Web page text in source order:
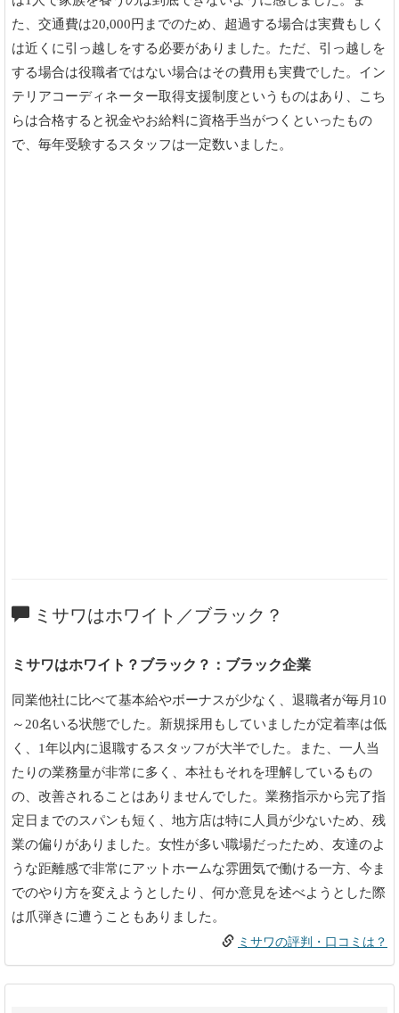
た、交通費は20,000円までのため、超過する場合は実費もしく
は近くに引っ越しをする必要がありました。ただ、引っ越しを
する場合は役職者ではない場合はその費用も実費でした。イン
テリアコーディネーター取得支援制度というものはあり、こち
らは合格すると祝金やお給料に資格手当がつくといったもの
で、毎年受験するスタッフは一定数いました。
ミサワはホワイト／ブラック？
ミサワはホワイト？ブラック？：ブラック企業
同業他社に比べて基本給やボーナスが少なく、退職者が毎月10
～20名いる状態でした。新規採用もしていましたが定着率は低
く、1年以内に退職するスタッフが大半でした。また、一人当
たりの業務量が非常に多く、本社もそれを理解しているもの
の、改善されることはありませんでした。業務指示から完了指
定日までのスパンも短く、地方店は特に人員が少ないため、残
業の偏りがありました。女性が多い職場だったため、友達のよ
うな距離感で非常にアットホームな雰囲気で働ける一方、今ま
でのやり方を変えようとしたり、何か意見を述べようとした際
は爪弾きに遭うこともありました。
ミサワの評判・口コミは？